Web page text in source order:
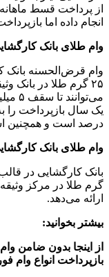
از پرداخت قسط
انجام داده اما بازپرداخت وام ۵۰ میلیون تومانی
وام طلای بانک کارگشایی ۱۴۰۳
وام قرض‌الحسنه بانک
۲۵ گرم طلا در بانک
درصد است و همچنین اشخاص باید ۷ درصد
وام طلای بانک کارگشایی ۱۴۰۳
ارائه می‌دهد.
بیشتر بخوانید:
از اینجا بدون ضامن
بازپرداخت انواع وام